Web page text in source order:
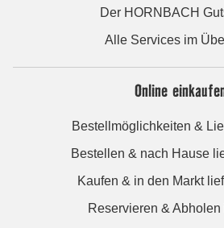
Der HORNBACH
Alle Services im
Online
Bestellmöglichkeiten &
Bestellen & nach Hause
Kaufen & in den Markt
Reservieren & Abholen